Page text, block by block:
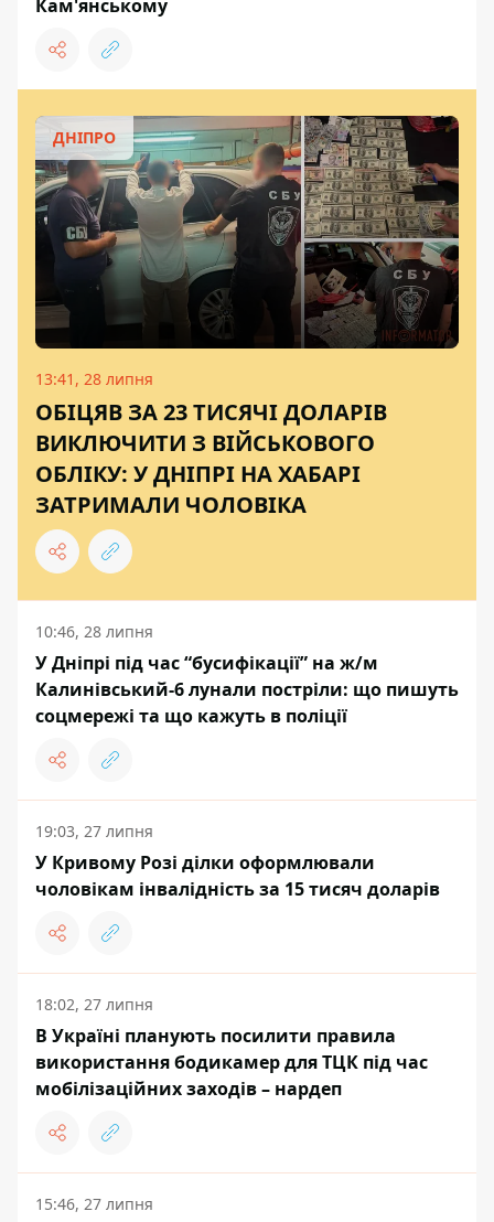
Кам'янському
ДНІПРО
13:41, 28 липня
ОБІЦЯВ ЗА 23 ТИСЯЧІ ДОЛАРІВ
ВИКЛЮЧИТИ З ВІЙСЬКОВОГО
ОБЛІКУ: У ДНІПРІ НА ХАБАРІ
ЗАТРИМАЛИ ЧОЛОВІКА
10:46, 28 липня
У Дніпрі під час “бусифікації” на ж/м
Калинівський-6 лунали постріли: що пишуть
соцмережі та що кажуть в поліції
19:03, 27 липня
У Кривому Розі ділки оформлювали
чоловікам інвалідність за 15 тисяч доларів
18:02, 27 липня
В Україні планують посилити правила
використання бодикамер для ТЦК під час
мобілізаційних заходів – нардеп
15:46, 27 липня